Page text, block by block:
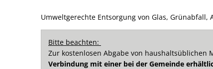
Sammelsysteme
Umweltgerechte Entsorgung von Glas,
Bitte beachten:
Zur kostenlosen Abgabe von
Verbindung mit einer bei der Gemeinde